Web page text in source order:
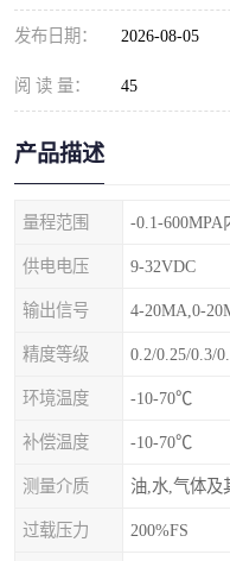
发布日期： 2026-08-05
阅 读 量： 45
产品描述
量程范围 -0.1-600MPA
供电电压 9-32VDC
输出信号 4-20MA,0-
精度等级 0.2/0.25/0.3/
环境温度 -10-70℃
补偿温度 -10-70℃
测量介质 油,水,气体及
过载压力 200%FS